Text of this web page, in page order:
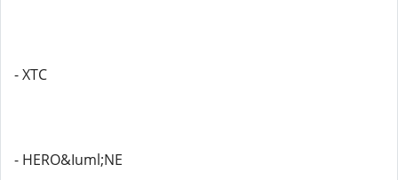
- XTC
- HERO&Iuml;NE